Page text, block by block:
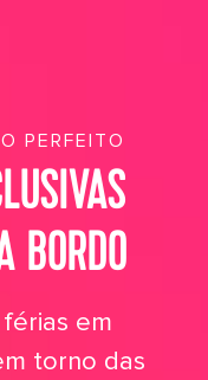
PERFEITO
BORDO
em
torno das